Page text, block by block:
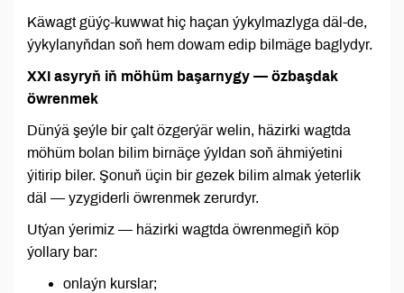
Käwagt güýç-kuwwat hiç haçan ýykylmazlyga däl-de,
ýykylanyňdan soň hem dowam edip bilmäge baglydyr.
XXI asyryň iň möhüm başarnygy — özbaşdak
öwrenmek
Dünýä şeýle bir çalt özgerýär welin, häzirki wagtda
möhüm bolan bilim birnäçe ýyldan soň ähmiýetini
ýitirip biler. Şonuň üçin bir gezek bilim almak ýeterlik
däl — yzygiderli öwrenmek zerurdyr.
Utýan ýerimiz — häzirki wagtda öwrenmegiň köp
ýollary bar:
onlaýn kurslar;